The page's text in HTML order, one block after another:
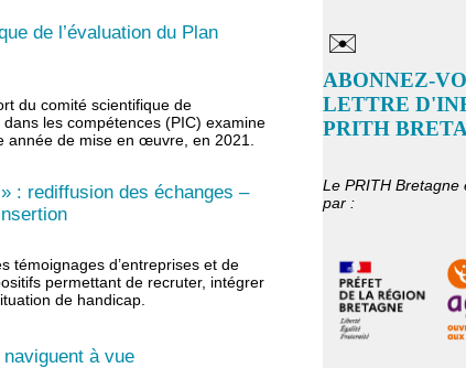
de l’évaluation du Plan
du comité scientifique de
dans les compétences (PIC) examine
année de mise en œuvre, en 2021.
: rediffusion des échanges –
témoignages d’entreprises et de
permettant de recruter, intégrer
de handicap.
à vue
✉️
ABONNEZ-
LETTRE
PRITH
Le PRITH Bretagne
par :